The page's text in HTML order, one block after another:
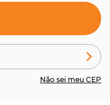
Não sei meu CEP